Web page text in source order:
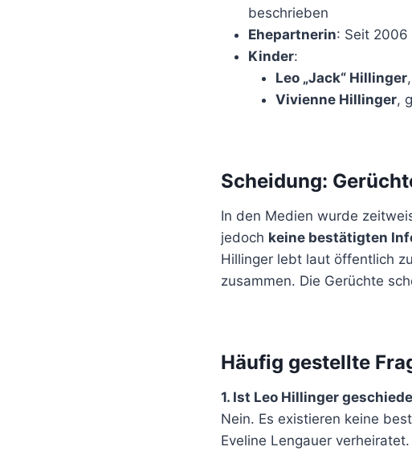
beschrieben
Ehepartnerin: Seit 2006
Kinder:
Leo „Jack“ Hillinger
Vivienne Hillinger,
Scheidung:
In den Medien wurde
jedoch keine bestätigten
Hillinger lebt laut öffentlich
zusammen. Die Gerüchte
Häufig gestellte
1. Ist Leo Hillinger
Nein. Es existieren keine
Eveline Lengauer verheiratet.